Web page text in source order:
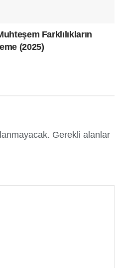
Farklılıkların
(2025)
Gerekli alanlar